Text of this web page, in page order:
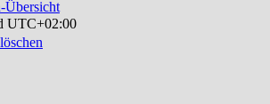
Übersicht
UTC+02:00